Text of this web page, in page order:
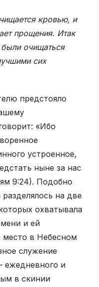
кровью, и
прощения. Итак
очищаться
сих
предстояло
«Ибо
устроенное,
ныне за нас
9:24). Подобно
на две
охватывала
и ей
место в Небесном
служение
ежедневного и
в скинии